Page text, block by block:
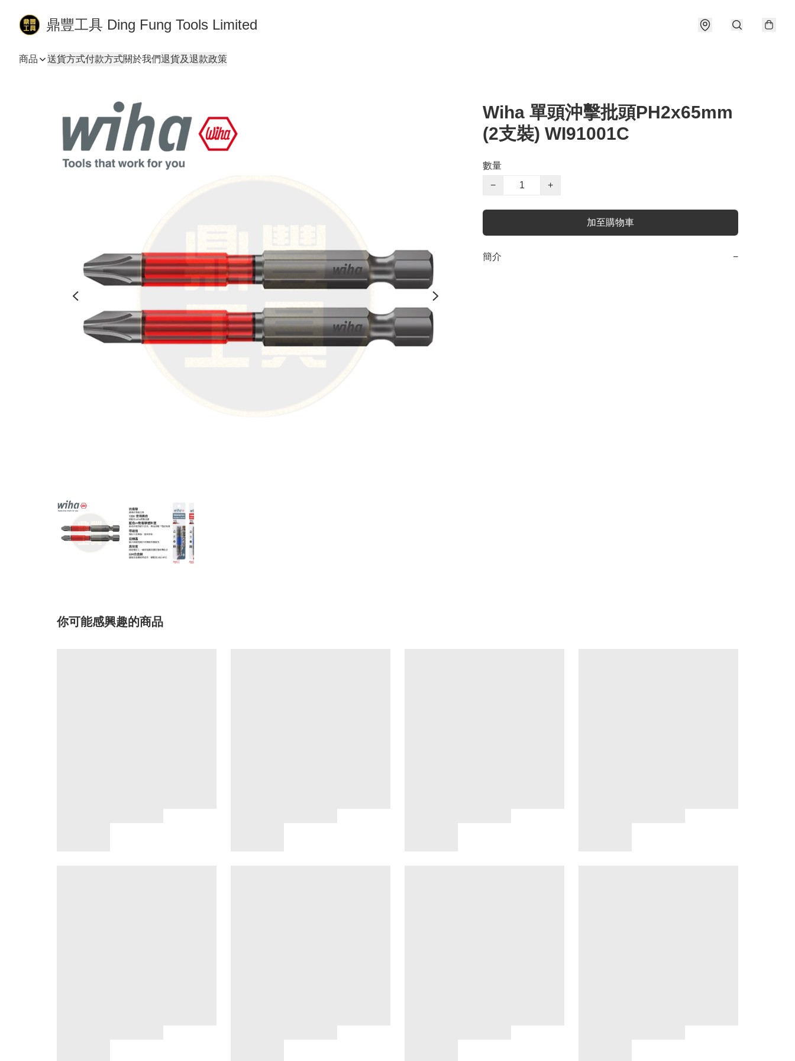
鼎豐工具 Ding Fung Tools Limited
商品 送貨方式付款方式關於我們退貨及退款政策
Wiha 單頭沖擊批頭PH2x65mm
(2支裝) WI91001C
數量
−
+
加至購物車
簡介 −
你可能感興趣的商品